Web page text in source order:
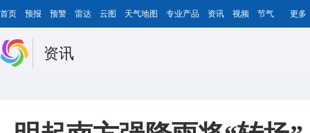
首页 预报 预警 雷达 云图 天气地图 专业产品 资讯 视频 节气 更多
资讯